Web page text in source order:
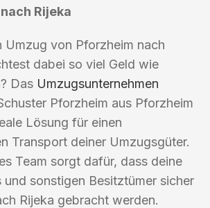
Rijeka
Umzug von Pforzheim nach
dabei so viel Geld wie
Das Umzugsunternehmen
Pforzheim aus Pforzheim
Lösung für einen
Transport deiner Umzugsgüter.
Team sorgt dafür, dass deine
und sonstigen Besitztümer sicher
Rijeka gebracht werden.